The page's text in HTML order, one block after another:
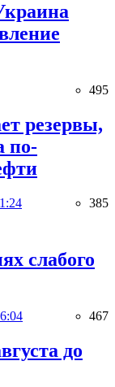
495
резервы,
по-
385
слабого
467
до